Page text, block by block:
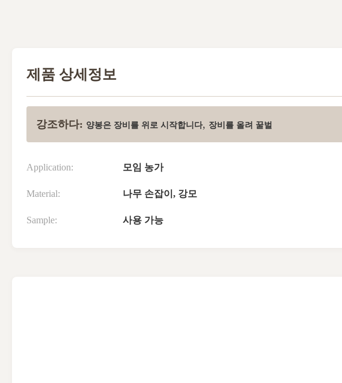
제품 상세정보
강조하다: 양봉은 장비를 위로 시작합니다, 장비를 올려 꿀벌
Application: 모임 농가
Material: 나무 손잡이, 강모
Sample: 사용 가능